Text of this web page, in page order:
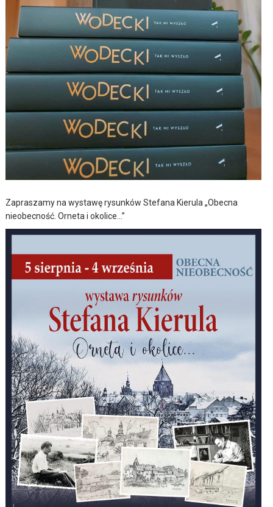
Zapraszamy na wystawę rysunków Stefana Kierula „Obecna
nieobecność. Orneta i okolice…”